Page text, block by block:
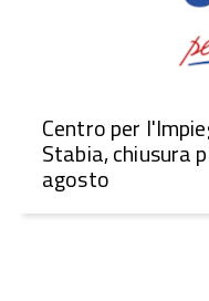
Centro per
Stabia, chiusura
agosto